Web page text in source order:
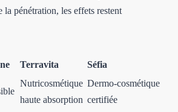
la pénétration, les effets restent
Terravita
Séfia
Nutricosmétique
haute absorption
Dermo-cosmétique
certifiée